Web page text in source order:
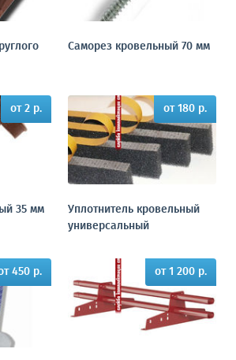
Саморез кровельный 70 мм
от 2 р.
35 мм
от 180 р.
Уплотнитель кровельный
универсальный
450 р. от 1 200 р.